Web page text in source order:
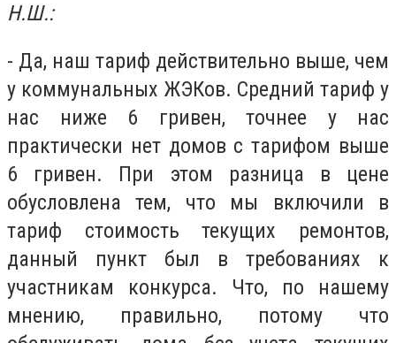
Н.Ш.:
- Да, наш тариф действительно выше, чем
у коммунальных ЖЭКов. Средний тариф у
нас ниже 6 гривен, точнее у нас
практически нет домов с тарифом выше
6 гривен. При этом разница в цене
обусловлена тем, что мы включили в
тариф стоимость текущих ремонтов,
данный пункт был в требованиях к
участникам конкурса. Что, по нашему
мнению, правильно, потому что